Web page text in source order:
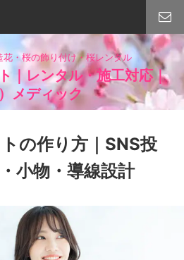
・桜の飾り付け・桜レンタル
｜レンタル・施工対応｜
）メディック
の作り方｜SNS投
小物・導線設計